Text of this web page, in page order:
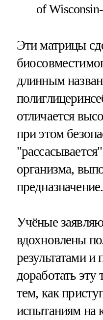
of
Эти матрицы
длинным
отличается
при этом
организма,
предназначение.
Учёные
вдохновлены
результатами и
доработать
тем, как
испытаниям на